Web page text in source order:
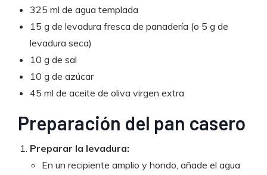
325 ml de agua templada
15 g de levadura fresca de panadería (o 5 g de
levadura seca)
10 g de sal
10 g de azúcar
45 ml de aceite de oliva virgen extra
Preparación del pan casero
Preparar la levadura:
En un recipiente amplio y hondo, añade el agua